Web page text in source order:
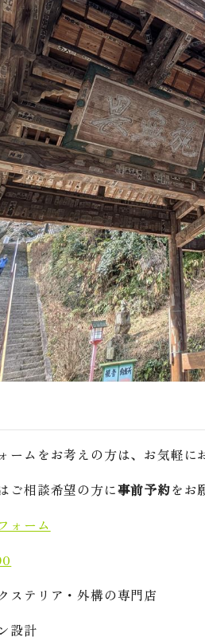
ームをお考えの方は、お気軽に
ご相談希望の方に事前予約をお
ォーム
ステリア・外構の専門店
設計